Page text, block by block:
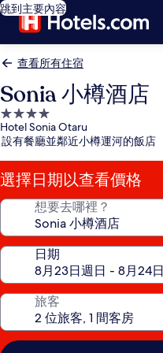
跳到主要內容
查看所有住宿
Sonia 小樽酒店
4.0
星
級
住
宿
Hotel Sonia Otaru
設有餐廳並鄰近小樽運河的飯店
選擇日期以查看價格
想要去哪裡？
日期
旅客